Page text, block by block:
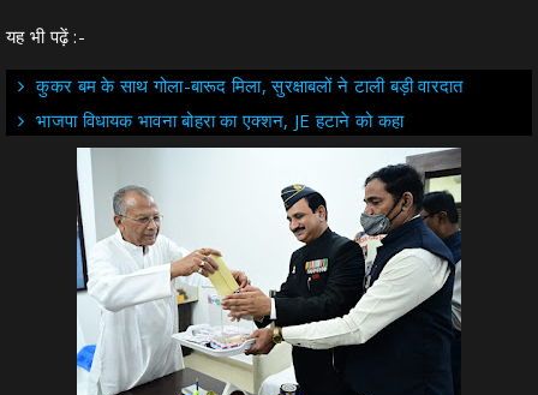
यह भी पढ़ें :-
कुकर बम के साथ गोला-बारूद मिला, सुरक्षाबलों ने टाली बड़ी वारदात
भाजपा विधायक भावना बोहरा का एक्शन, JE हटाने को कहा